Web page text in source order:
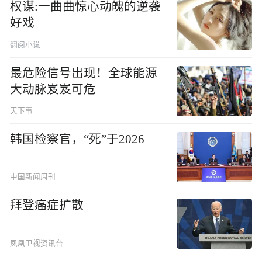
权谋:一曲曲惊心动魄的逆袭
好戏
翻阅小说
最危险信号出现！全球能源
大动脉岌岌可危
天下事
韩国检察官，“死”于2026
中国新闻周刊
拜登癌症扩散
凤凰卫视资讯台